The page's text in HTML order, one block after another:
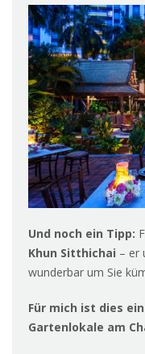
Und noch ein Tipp:
Khun Sitthichai – er
wunderbar um Sie
Für mich ist dies
Gartenlokale am